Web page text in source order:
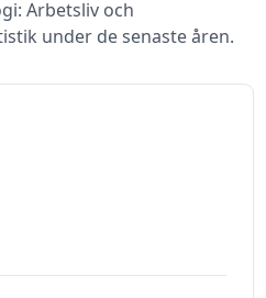
Arbetsliv och
under de senaste åren.